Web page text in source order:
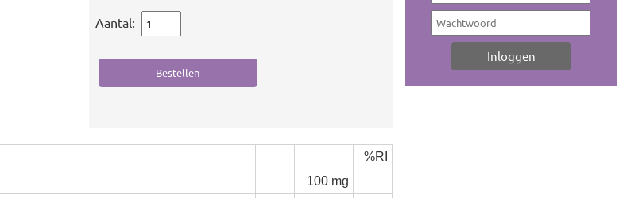
Aantal:
%RI
100 mg